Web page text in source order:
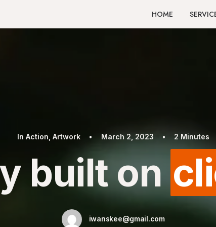
HOME
InAction ,Artwork • March 2, 2023 • 2 Minutes
built on
iwanskee@gmail.com